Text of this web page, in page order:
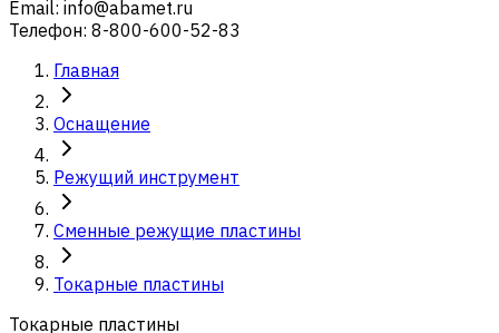
Email: info@abamet.ru
Телефон: 8-800-600-52-83
Главная
Оснащение
Режущий инструмент
Сменные режущие пластины
Токарные пластины
Токарные пластины